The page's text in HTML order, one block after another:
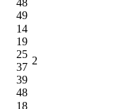
49
14
19
25
37
39
48
2
18